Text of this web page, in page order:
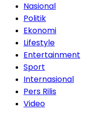
Nasional
Politik
Ekonomi
Lifestyle
Entertainment
Sport
Internasional
Pers Rilis
Video